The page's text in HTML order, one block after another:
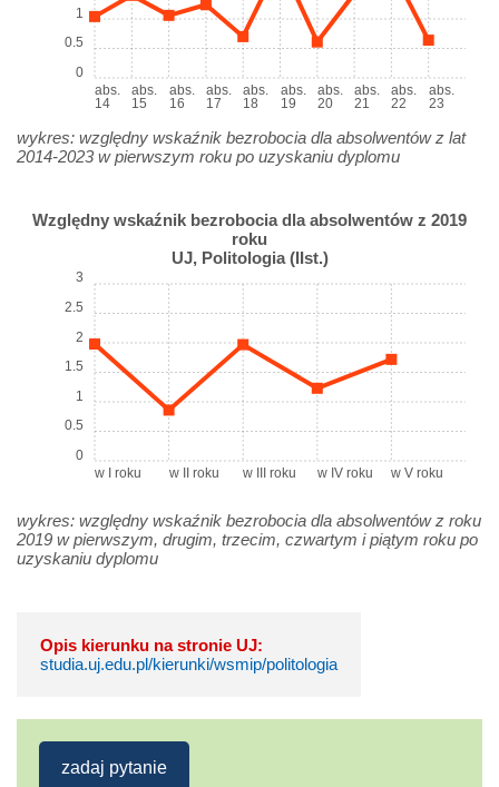
abs.
14
abs.
15
abs.
16
abs.
17
abs.
18
abs.
19
abs.
20
abs.
21
abs.
22
abs.
23
0
0.5
1
wykres: względny wskaźnik bezrobocia dla absolwentów z lat
2014-2023 w pierwszym roku po uzyskaniu dyplomu
Względny wskaźnik bezrobocia dla absolwentów z 2019
roku
UJ, Politologia (IIst.)
w I roku w II roku w III roku w IV roku w V roku
0
0.5
1
1.5
2
2.5
3
wykres: względny wskaźnik bezrobocia dla absolwentów z roku
2019 w pierwszym, drugim, trzecim, czwartym i piątym roku po
uzyskaniu dyplomu
Opis kierunku na stronie UJ:
studia.uj.edu.pl/kierunki/wsmip/politologia
zadaj pytanie